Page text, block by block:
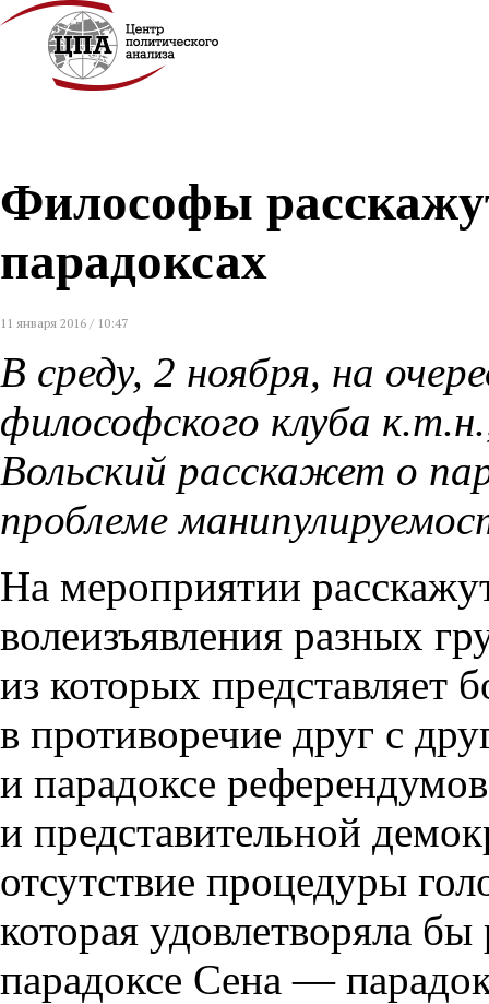
Философы
парадоксах
11 января 2016 / 10:47
В среду, 2 ноября, на
философского клуба
Вольский расскажет о
проблеме
На мероприятии
волеизъявления разных
из которых представляет
в противоречие друг с
и парадоксе
и представительной
отсутствие процедуры
которая удовлетворяла
парадоксе Сена —